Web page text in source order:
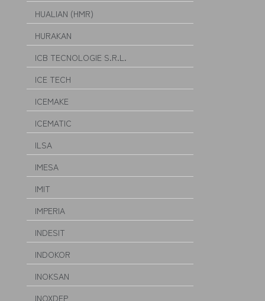
HUALIAN (HMR)
HURAKAN
ICB TECNOLOGIE S.R.L.
ICE TECH
ICEMAKE
ICEMATIC
ILSA
IMESA
IMIT
IMPERIA
INDESIT
INDOKOR
INOKSAN
INOXDEP